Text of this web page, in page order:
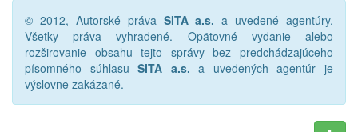
© 2012, Autorské práva SITA a.s. a uvedené agentúry.
Všetky práva vyhradené. Opätovné vydanie alebo
rozširovanie obsahu tejto správy bez predchádzajúceho
písomného súhlasuSITA a.s. a uvedených agentúr je
výslovne zakázané.